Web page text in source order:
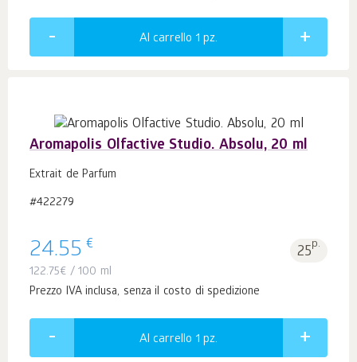
Al carrello 1 pz.
Aromapolis Olfactive Studio. Absolu, 20 ml
Extrait de Parfum
#422279
24.55 € 25p.
122.75€ / 100 ml
Prezzo IVA inclusa, senza il costo di spedizione
Al carrello 1 pz.